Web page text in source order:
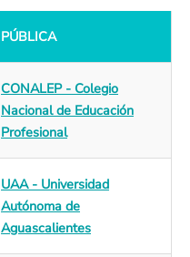
PÚBLICA
CONALEP - Colegio
Nacional de Educación
Profesional
UAA - Universidad
Autónoma de
Aguascalientes